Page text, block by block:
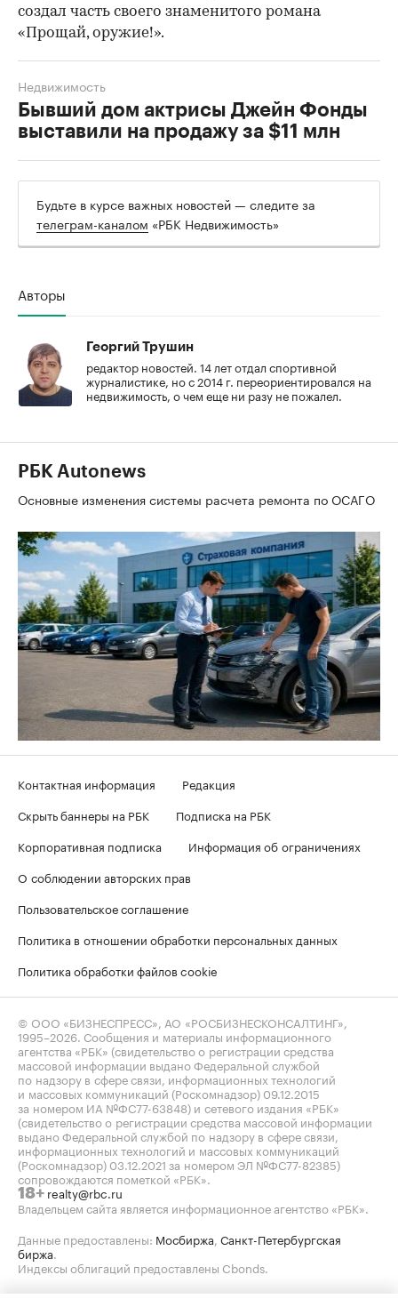
создал часть своего знаменитого романа
«Прощай, оружие!».
Бывший дом актрисы Джейн Фонды
выставили на продажу за $11 млн
Недвижимость
Будьте в курсе важных новостей — следите за
телеграм-каналом «РБК Недвижимость»
Авторы
Георгий Трушин
редактор новостей. 14 лет отдал спортивной
журналистике, но с 2014 г. переориентировался на
недвижимость, о чем еще ни разу не пожалел.
РБК Autonews
Основные изменения системы расчета ремонта по ОСАГО
Контактная информация
Редакция
Скрыть баннеры на РБК
Подписка на РБК
Корпоративная подписка
Информация об ограничениях
О соблюдении авторских прав
Пользовательское соглашение
Политика в отношении обработки персональных данных
Политика обработки файлов cookie
© ООО «БИЗНЕСПРЕСС», АО «РОСБИЗНЕСКОНСАЛТИНГ»,
1995–2026 . Сообщения и материалы информационного
агентства «РБК» (свидетельство о регистрации средства
массовой информации выдано Федеральной службой
по надзору в сфере связи, информационных технологий
и массовых коммуникаций (Роскомнадзор) 09.12.2015
за номером ИА №ФС77-63848) и сетевого издания «РБК»
(свидетельство о регистрации средства массовой информации
выдано Федеральной службой по надзору в сфере связи,
информационных технологий и массовых коммуникаций
(Роскомнадзор) 03.12.2021 за номером ЭЛ №ФС77-82385)
сопровождаются пометкой «РБК».
18+ realty@rbc.ru
Владельцем сайта является информационное агентство «РБК».
Данные предоставлены: Мосбиржа Санкт-Петербургская
биржа
Индексы облигаций предоставлены Cbonds.